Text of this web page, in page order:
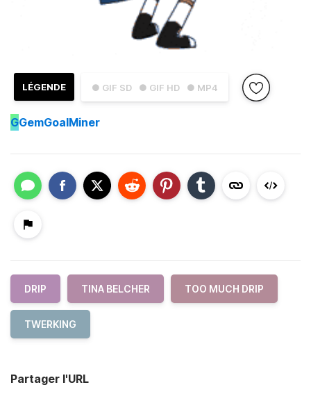
● GIF SD ● GIF HD ● MP4
LÉGENDE
GGemGoalMiner
DRIP TINA BELCHER TOO MUCH DRIP
TWERKING
Partager l'URL